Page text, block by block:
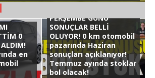
0
en
PERŞEMBE GÜNÜ
SONUÇLAR BELLİ
OLUYOR! 0 km otomobil
pazarında Haziran
sonuçları açıklanıyor!
Temmuz ayında stoklar
bol olacak!